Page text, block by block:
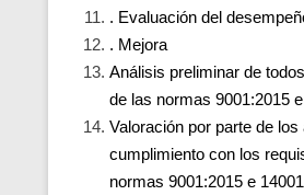
. Evaluación del
. Mejora
Análisis preliminar de
de las normas 9001:2015
Valoración por parte de
cumplimiento con los
normas 9001:2015 e